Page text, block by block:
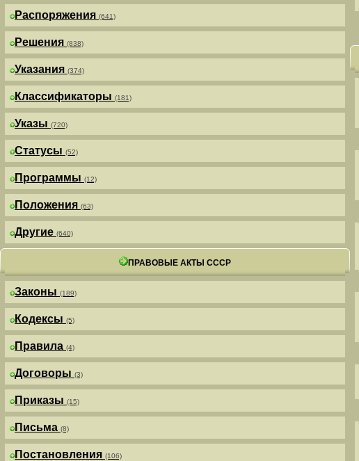
Распоряжения (641)
Решения (838)
Указания (374)
Классификаторы (181)
Указы (720)
Статусы (52)
Программы (12)
Положения (63)
Другие (640)
ПРАВОВЫЕ АКТЫ СССР
Законы (189)
Кодексы (5)
Правила (4)
Договоры (3)
Приказы (15)
Письма (8)
Постановления (106)